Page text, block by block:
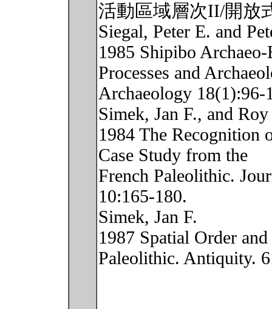
活動區域層次II/開放
Siegal, Peter E. and
1985 Shipibo
Processes and
Archaeology 18(1):96-
Simek, Jan F., and
1984 The Recognition
Case Study from the
French Paleolithic.
10:165-180.
Simek, Jan F.
1987 Spatial Order
Paleolithic. Antiquity.